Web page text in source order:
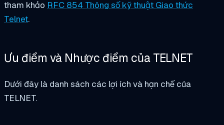
tham khảo RFC 854 Thông số kỹ thuật Giao thức
Telnet.
Ưu điểm và Nhược điểm của TELNET
Dưới đây là danh sách các lợi ích và hạn chế của
TELNET.